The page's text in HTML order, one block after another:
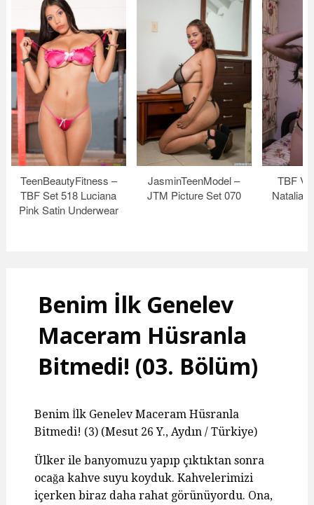
TeenBeautyFitness –
TBF Set 518 Luciana
Pink Satin Underwear
JasminTeenModel –
JTM Picture Set 070
TBF
Natalia
Benim İlk Genelev
Maceram Hüsranla
Bitmedi! (03. Bölüm)
Benim İlk Genelev Maceram Hüsranla
Bitmedi! (3) (Mesut 26 Y., Aydın / Türkiye)
Ülker ile banyomuzu yapıp çıktıktan sonra
ocağa kahve suyu koyduk. Kahvelerimizi
içerken biraz daha rahat görünüyordu. Ona,